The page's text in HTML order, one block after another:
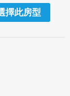
擇此房型